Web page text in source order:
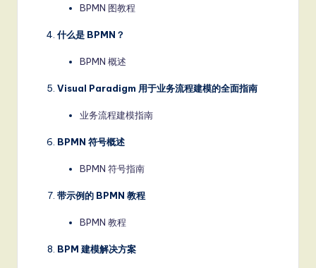
BPMN 图教程
什么是 BPMN？
BPMN 概述
Visual Paradigm 用于业务流程建模的全面指南
业务流程建模指南
BPMN 符号概述
BPMN 符号指南
带示例的 BPMN 教程
BPMN 教程
BPM 建模解决方案